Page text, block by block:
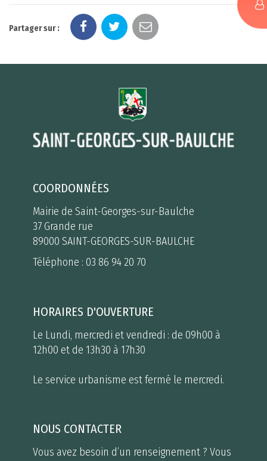
Partager sur :
COORDONNÉES
Mairie de Saint-Georges-sur-Baulche
37 Grande rue
89000 SAINT-GEORGES-SUR-BAULCHE
Téléphone : 03 86 94 20 70
HORAIRES D'OUVERTURE
Le Lundi, mercredi et vendredi : de 09h00 à
12h00 et de 13h30 à 17h30
Le service urbanisme est fermé le mercredi.
NOUS CONTACTER
Vous avez besoin d’un renseignement ? Vous